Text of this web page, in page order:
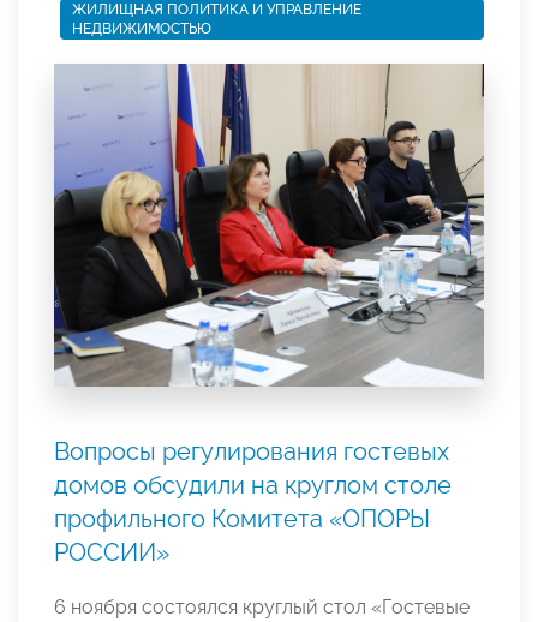
ЖИЛИЩНАЯ ПОЛИТИКА И УПРАВЛЕНИЕ
НЕДВИЖИМОСТЬЮ
Вопросы регулирования гостевых
домов обсудили на круглом столе
профильного Комитета «ОПОРЫ
РОССИИ»
6 ноября состоялся круглый стол «Гостевые